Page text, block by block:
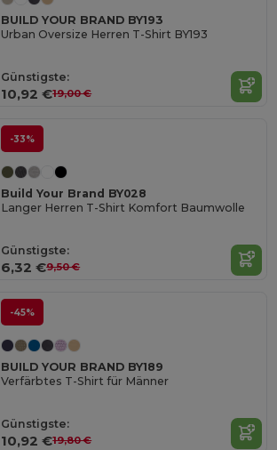
BUILD YOUR BRAND BY193
Urban Oversize Herren T-Shirt BY193
Günstigste:
10,92 €19,00 €
-33%
Build Your Brand BY028
Langer Herren T-Shirt Komfort Baumwolle
Günstigste:
6,32 €9,50 €
-45%
BUILD YOUR BRAND BY189
Verfärbtes T-Shirt für Männer
Günstigste:
10,92 €19,80 €